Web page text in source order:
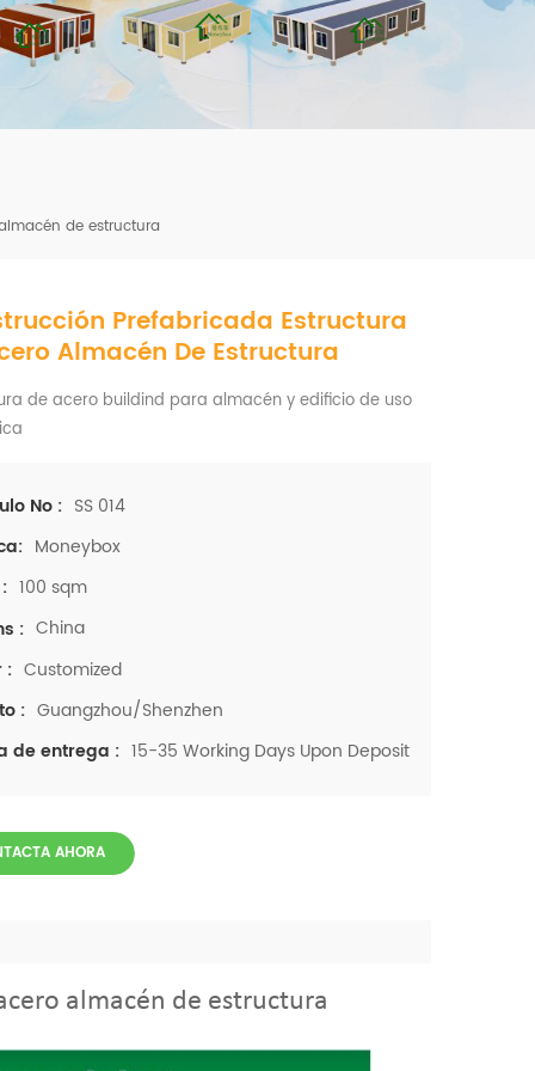
de estructura
Prefabricada Estructura
Almacén De Estructura
de acero buildind para almacén y edificio de uso
No : SS 014
Moneybox
100 sqm
: China
: Customized
: Guangzhou/Shenzhen
de entrega : 15-35 Working Days Upon Deposit
AHORA
almacén de estructura
mbshou